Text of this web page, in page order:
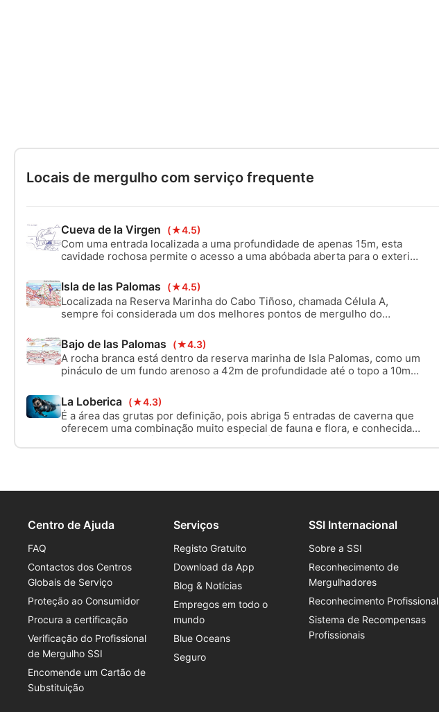
Locais de mergulho com serviço frequente
Cueva de la Virgen (★4.5)
Com uma entrada localizada a uma profundidade de apenas 15m, esta
cavidade rochosa permite o acesso a uma abóbada aberta para o exterior
fora da caverna, permitindo-lhe experimentar o efeito visual da haloclina.
Isla de las Palomas (★4.5)
Localizada na Reserva Marinha do Cabo Tiñoso, chamada Célula A,
sempre foi considerada um dos melhores pontos de mergulho do
sempre foi muito variada, permitiu um aumento sem paralelo da
biomassa.
Bajo de las Palomas (★4.3)
A rocha branca está dentro da reserva marinha de Isla Palomas, como um
pináculo de um fundo arenoso a 42m de profundidade até o topo a 10m
La Loberica (★4.3)
É a área das grutas por definição, pois abriga 5 entradas de caverna que
oferecem uma combinação muito especial de fauna e flora, e conhecida
Centro de Ajuda
FAQ
Contactos dos Centros
Globais de Serviço
Proteção ao Consumidor
Procura a certificação
Verificação do Profissional
de Mergulho SSI
Encomende um Cartão de
Substituição
Serviços
Registo Gratuito
Download da App
Blog & Notícias
Empregos em todo o
mundo
Blue Oceans
Seguro
SSI Internacional
Sobre a SSI
Reconhecimento de
Mergulhadores
Reconhecimento Profissional
Sistema de Recompensas
Profissionais